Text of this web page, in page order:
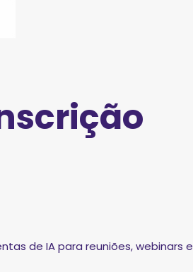
de IA para reuniões, webinars e